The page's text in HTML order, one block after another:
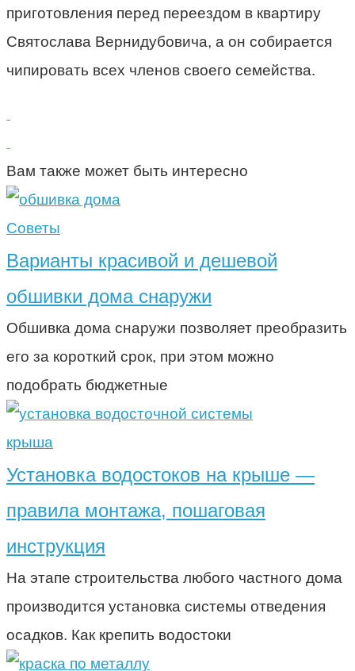
приготовления перед переездом в квартиру
Святослава Вернидубовича, а он собирается
чипировать всех членов своего семейства.
Вам также может быть интересно
Советы
Варианты красивой и дешевой
обшивки дома снаружи
Обшивка дома снаружи позволяет преобразить
его за короткий срок, при этом можно
подобрать бюджетные
крыша
Установка водостоков на крыше —
правила монтажа, пошаговая
инструкция
На этапе строительства любого частного дома
производится установка системы отведения
осадков. Как крепить водостоки